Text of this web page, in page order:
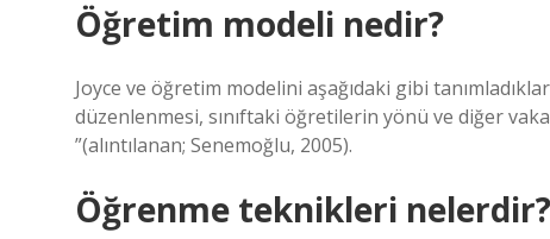
Öğretim modeli nedir?
Joyce ve öğretim modelini aşağıdaki gibi
düzenlenmesi, sınıftaki öğretilerin yönü ve diğer
”(alıntılanan; Senemoğlu, 2005).
Öğrenme teknikleri nelerdir?